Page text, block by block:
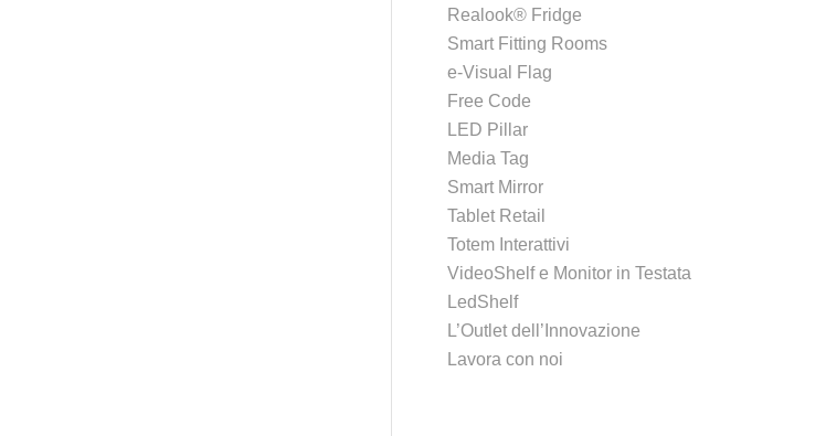
Realook® Fridge
Smart Fitting Rooms
e-Visual Flag
Free Code
LED Pillar
Media Tag
Smart Mirror
Tablet Retail
Totem Interattivi
VideoShelf e Monitor in Testata
LedShelf
L’Outlet dell’Innovazione
Lavora con noi